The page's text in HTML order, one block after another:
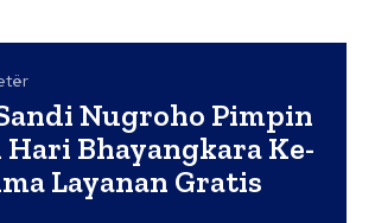
Nugroho Pimpin
Bhayangkara Ke-
Layanan Gratis